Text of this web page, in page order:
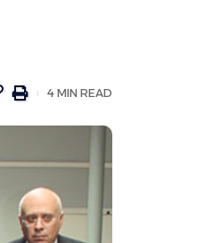
4 MIN READ